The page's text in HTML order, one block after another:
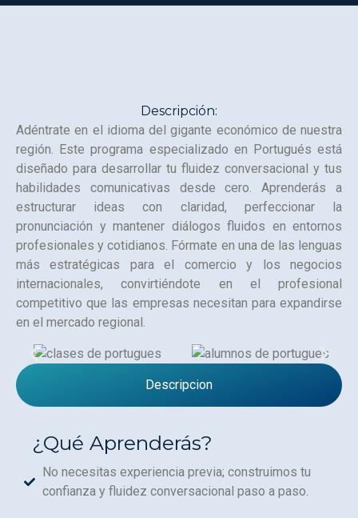
Descripción:
Adéntrate en el idioma del gigante económico de nuestra
región. Este programa especializado en Portugués está
diseñado para desarrollar tu fluidez conversacional y tus
habilidades comunicativas desde cero. Aprenderás a
estructurar ideas con claridad, perfeccionar la
pronunciación y mantener diálogos fluidos en entornos
profesionales y cotidianos. Fórmate en una de las lenguas
más estratégicas para el comercio y los negocios
internacionales, convirtiéndote en el profesional
competitivo que las empresas necesitan para expandirse
en el mercado regional.
Descripcion
¿Qué Aprenderás?
No necesitas experiencia previa; construimos tu
confianza y fluidez conversacional paso a paso.